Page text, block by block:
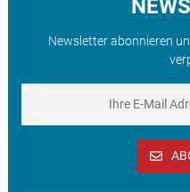
Newsletter abonnieren